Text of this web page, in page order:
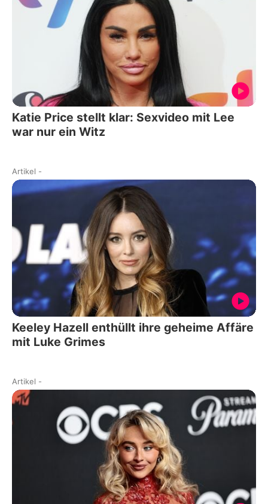
Katie Price stellt klar: Sexvideo mit Lee
war nur ein Witz
Artikel -
Keeley Hazell enthüllt ihre geheime Affäre
mit Luke Grimes
Artikel -